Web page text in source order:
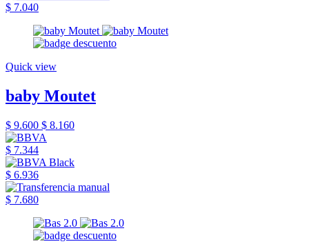
$ 7.040
Quick view
baby Moutet
$ 9.600 $ 8.160
$ 7.344
$ 6.936
$ 7.680